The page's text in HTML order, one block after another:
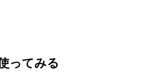
ってみる